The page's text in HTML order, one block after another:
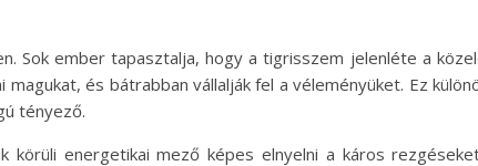
Sok ember tapasztalja, hogy a tigrisszem jelenléte a
és bátrabban vállalják fel a véleményüket. Ez
tényező.
energetikai mező képes elnyelni a káros